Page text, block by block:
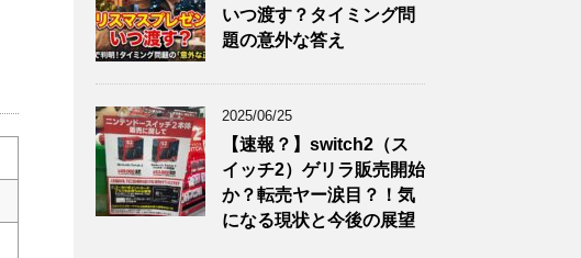
いつ渡す？タイミング問
題の意外な答え
2025/06/25
【速報？】switch2（ス
イッチ2）ゲリラ販売開始
か？転売ヤー涙目？！気
になる現状と今後の展望